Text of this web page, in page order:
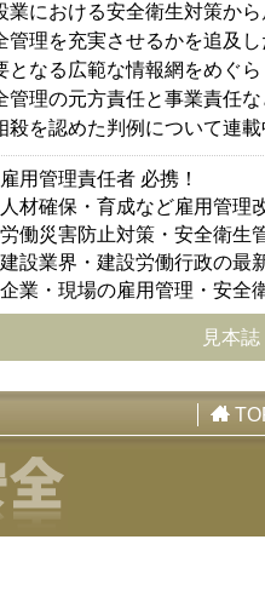
業における安全衛生対策か
管理を充実させるかを追及
となる広範な情報網をめぐ
管理の元方責任と事業責任
殺を認めた判例について連
雇用管理責任者 必携！
人材確保・育成など雇用管理
労働災害防止対策・安全衛生
建設業界・建設労働行政の最
企業・現場の雇用管理・安全
見本